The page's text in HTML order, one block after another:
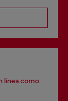
línea como